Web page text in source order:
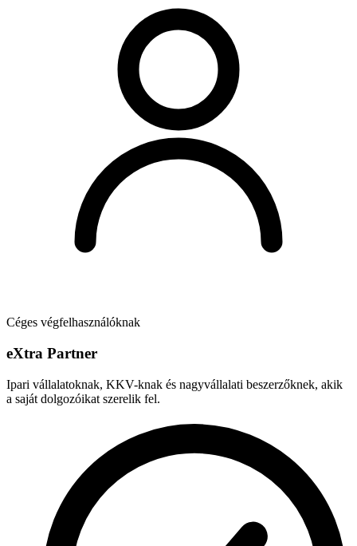
Céges végfelhasználóknak
eXtra Partner
Ipari vállalatoknak, KKV-knak és nagyvállalati beszerzőknek, akik
a saját dolgozóikat szerelik fel.